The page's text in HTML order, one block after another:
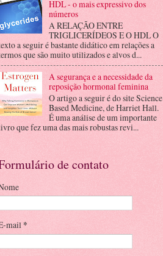
HDL - o mais expressivo dos
números
A RELAÇÃO ENTRE
TRIGLICERÍDEOS E O HDL O
a seguir é bastante didático em relações a
que são muito utilizados e alvos d...
A segurança e a necessidade da
reposição hormonal feminina
O artigo a seguir é do site Science
Based Medicine, de Harriet Hall.
É uma análise de um importante
que fez uma das mais robustas revi...
de contato
mail *